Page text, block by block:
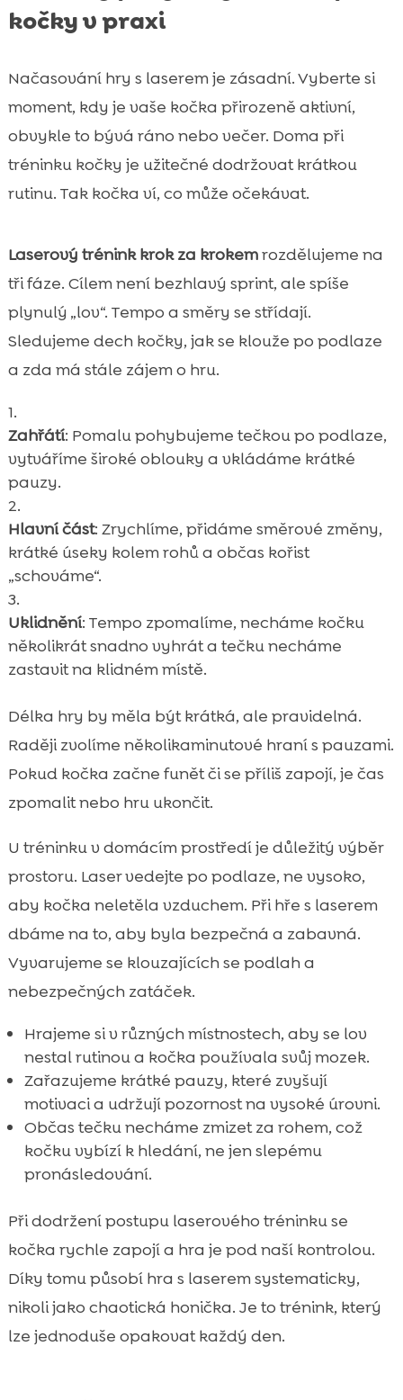
kočky v praxi
Načasování hry s laserem je zásadní. Vyberte si
moment, kdy je vaše kočka přirozeně aktivní,
obvykle to bývá ráno nebo večer. Doma při
tréninku kočky je užitečné dodržovat krátkou
rutinu. Tak kočka ví, co může očekávat.
Laserový trénink krok za krokemrozdělujeme na
tři fáze. Cílem není bezhlavý sprint, ale spíše
plynulý „lov“. Tempo a směry se střídají.
Sledujeme dech kočky, jak se klouže po podlaze
a zda má stále zájem o hru.
Zahřátí: Pomalu pohybujeme tečkou po podlaze,
vytváříme široké oblouky a vkládáme krátké
pauzy.
Hlavní část: Zrychlíme, přidáme směrové změny,
krátké úseky kolem rohů a občas kořist
„schováme“.
Uklidnění: Tempo zpomalíme, necháme kočku
několikrát snadno vyhrát a tečku necháme
zastavit na klidném místě.
Délka hry by měla být krátká, ale pravidelná.
Raději zvolíme několikaminutové hraní s pauzami.
Pokud kočka začne funět či se příliš zapojí, je čas
zpomalit nebo hru ukončit.
U tréninku v domácím prostředí je důležitý výběr
prostoru. Laser vedejte po podlaze, ne vysoko,
aby kočka neletěla vzduchem. Při hře s laserem
dbáme na to, aby byla bezpečná a zabavná.
Vyvarujeme se klouzajících se podlah a
nebezpečných zatáček.
Hrajeme si v různých místnostech, aby se lov
nestal rutinou a kočka používala svůj mozek.
Zařazujeme krátké pauzy, které zvyšují
motivaci a udržují pozornost na vysoké úrovni.
Občas tečku necháme zmizet za rohem, což
kočku vybízí k hledání, ne jen slepému
pronásledování.
Při dodržení postupu laserového tréninku se
kočka rychle zapojí a hra je pod naší kontrolou.
Díky tomu působí hra s laserem systematicky,
nikoli jako chaotická honička. Je to trénink, který
lze jednoduše opakovat každý den.